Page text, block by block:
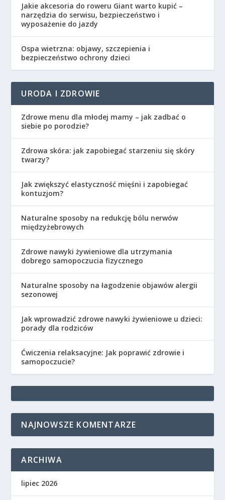
Jakie akcesoria do roweru Giant warto kupić –
narzędzia do serwisu, bezpieczeństwo i
wyposażenie do jazdy
Ospa wietrzna: objawy, szczepienia i
bezpieczeństwo ochrony dzieci
URODA I ZDROWIE
Zdrowe menu dla młodej mamy – jak zadbać o
siebie po porodzie?
Zdrowa skóra: jak zapobiegać starzeniu się skóry
twarzy?
Jak zwiększyć elastyczność mięśni i zapobiegać
kontuzjom?
Naturalne sposoby na redukcję bólu nerwów
międzyżebrowych
Zdrowe nawyki żywieniowe dla utrzymania
dobrego samopoczucia fizycznego
Naturalne sposoby na łagodzenie objawów alergii
sezonowej
Jak wprowadzić zdrowe nawyki żywieniowe u dzieci:
porady dla rodziców
Ćwiczenia relaksacyjne: Jak poprawić zdrowie i
samopoczucie?
NAJNOWSZE KOMENTARZE
ARCHIWA
lipiec 2026